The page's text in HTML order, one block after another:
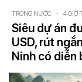
TRONG NƯỚC - 4 GIỜ
Siêu dự án
USD, rút
Ninh có diễn